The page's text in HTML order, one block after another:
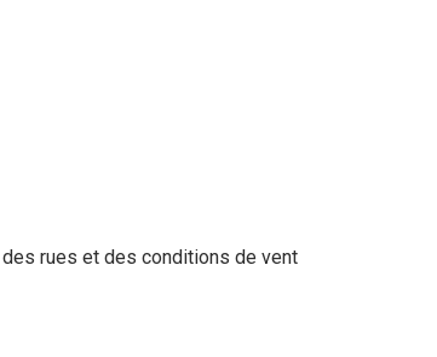
rues et des conditions de vent